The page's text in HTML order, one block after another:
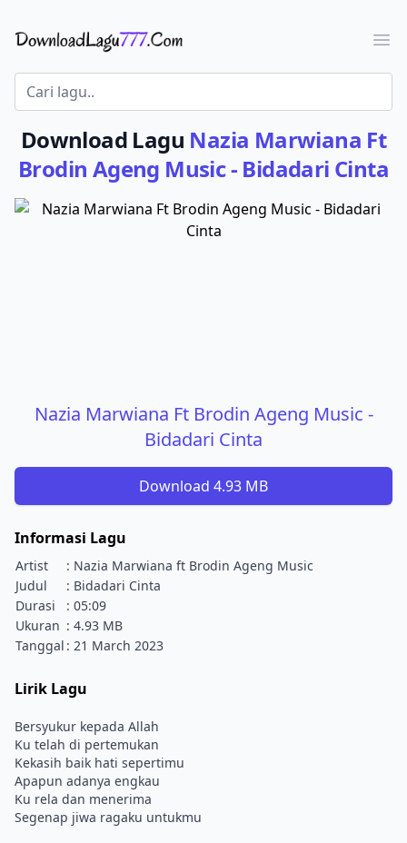
Download Lagu - LaguJoss.com
Download Lagu Nazia Marwiana Ft
Brodin Ageng Music - Bidadari Cinta
Nazia Marwiana Ft Brodin Ageng Music -
Bidadari Cinta
Download 4.93 MB
Informasi Lagu
Artist
: Nazia Marwiana ft Brodin Ageng Music
Judul
: Bidadari Cinta
Durasi
: 05:09
Ukuran : 4.93 MB
Tanggal : 21 March 2023
Lirik Lagu
Bersyukur kepada Allah
Ku telah di pertemukan
Kekasih baik hati sepertimu
Apapun adanya engkau
Ku rela dan menerima
Segenap jiwa ragaku untukmu